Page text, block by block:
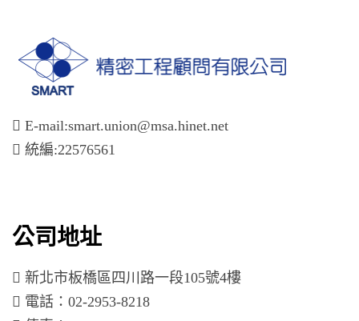
E-mail:smart.union@msa.hinet.net
統編:22576561
公司地址
新北市板橋區四川路一段105號4樓
電話：02-2953-8218